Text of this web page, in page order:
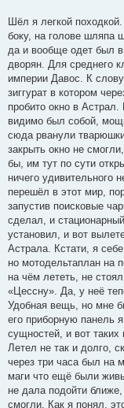
Шёл я легкой
боку, на голове шляпа
да и вообще одет был
дворян. Для среднего
империи Давос. К
зиггурат в котором
пробито окно в
видимо был собой,
сюда рванули
закрыть окно не
бы, им тут по сути
ничего удивительного
перешёл в этот мир,
запустив поисковые
сделал, и
установил, и вот
Астрала. Кстати, я
но мотодельтаплан на
на чём лететь, не
«Цессну». Да, у неё
Удобная вещь, но мне
его приборную панель
сущностей, и вот таких
Летел не так и долго,
через три часа был на
маги что ещё были
не дала подойти
смогли. Как я понял,